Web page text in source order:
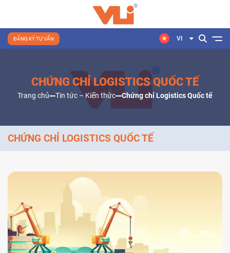
ĐĂNG KÝ TƯ VẤN VI
CHỨNG CHỈ LOGISTICS QUỐC TẾ
Trang chủ Tin tức – Kiến thức Chứng chỉ Logistics Quốc tế
CHỨNG CHỈ LOGISTICS QUỐC TẾ